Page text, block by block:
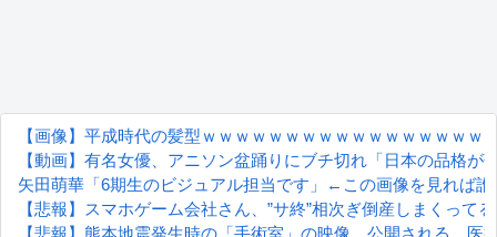
【画像】平成時代の髪型ｗｗｗｗｗｗｗｗｗｗｗｗｗｗｗｗｗ
【動画】有名女優、アニソン盆踊りにブチ切れ「日本の品格が
矢田萌華「6期生のビジュアル担当です」←この画像を見れば
【悲報】スマホゲーム会社さん、”サ終”相次ぎ倒産しまくって